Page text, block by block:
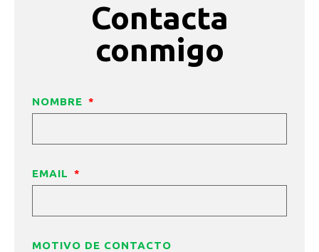
Contacta
conmigo
NOMBRE
EMAIL
MOTIVO DE CONTACTO